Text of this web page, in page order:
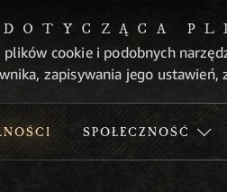
cookie i podobnych
zapisywania jego ustawień,
SPOŁECZNOŚĆ